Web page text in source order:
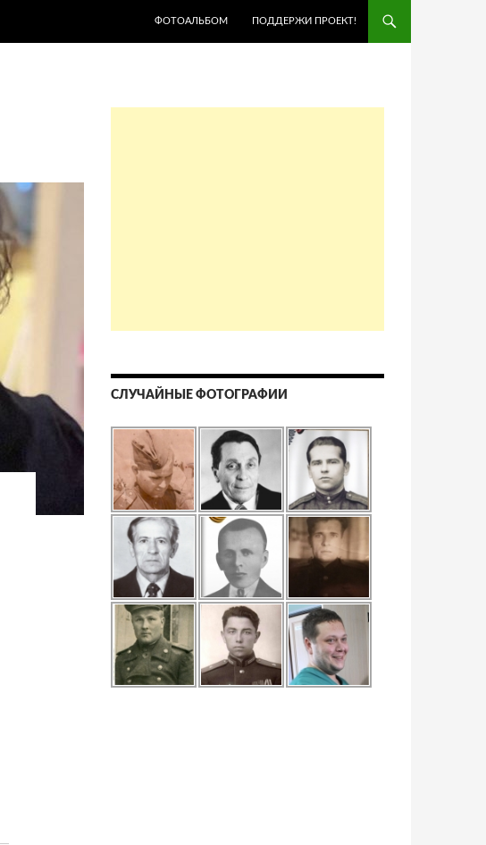
ФОТОАЛЬБОМ
ПОДДЕРЖИ ПРОЕКТ!
СЛУЧАЙНЫЕ ФОТОГРАФИИ